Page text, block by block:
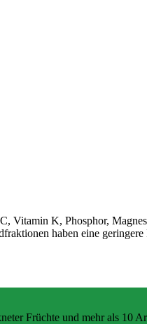
Vitamin K, Phosphor,
haben eine
Früchte und mehr als 10